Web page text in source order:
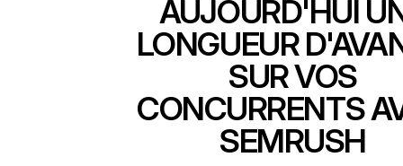
AUJOURD'HUI
LONGUEUR
SUR VOS
CONCURRENTS
SEMRUSH